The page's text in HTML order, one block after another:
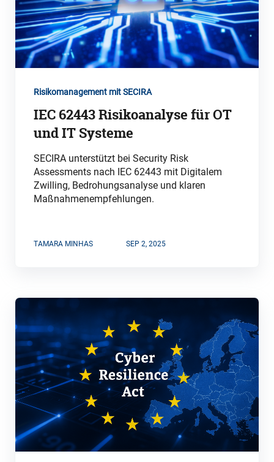
Risikomanagement mit SECIRA
IEC 62443 Risikoanalyse für OT
und IT Systeme
SECIRA unterstützt bei Security Risk
Assessments nach IEC 62443 mit Digitalem
Zwilling, Bedrohungsanalyse und klaren
Maßnahmenempfehlungen.
TAMARA MINHAS SEP 2, 2025